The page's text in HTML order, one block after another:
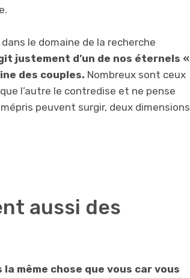
le domaine de la recherche
justement d’un de nos éternels «
des couples. Nombreux sont ceux
l’autre le contredise et ne pense
peuvent surgir, deux dimensions
aussi des
même chose que vous car vous